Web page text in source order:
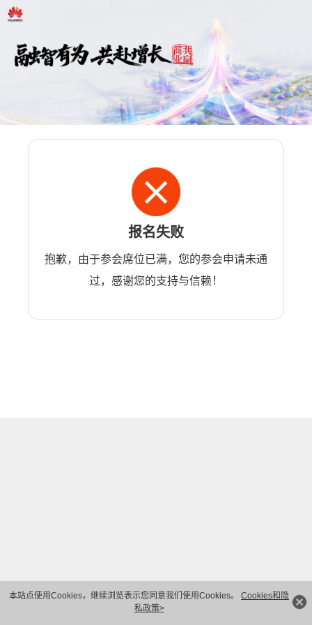
本站点使用Cookies，继续浏览表示您同意我们使用Cookies。 Cookies和隐
私政策>
报名失败
抱歉，由于参会席位已满，您的参会申请未通
过，感谢您的支持与信赖！